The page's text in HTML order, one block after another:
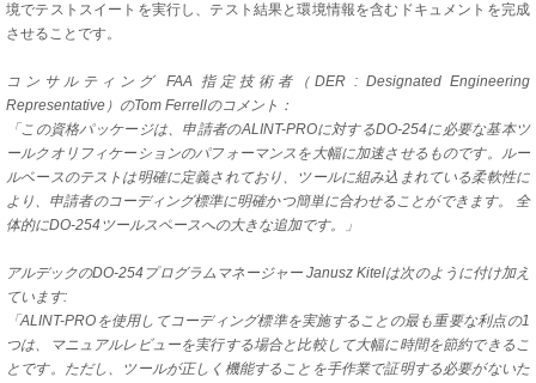
境でテストスイートを実行し、テスト結果と環境情報を含むドキュメントを完成
させることです。
コンサルティング FAA 指定技術者（DER : Designated Engineering
Representative）のTom Ferrellのコメント：
「この資格パッケージは、申請者のALINT-PROに対するDO-254に必要な基本ツ
ールクオリフィケーションのパフォーマンスを大幅に加速させるものです。ルー
ルベースのテストは明確に定義されており、ツールに組み込まれている柔軟性に
より、申請者のコーディング標準に明確かつ簡単に合わせることができます。 全
体的にDO-254ツールスペースへの大きな追加です。」
アルデックのDO-254プログラムマネージャー Janusz Kitelは次のように付け加え
ています:
「ALINT-PROを使用してコーディング標準を実施することの最も重要な利点の1
つは、マニュアルレビューを実行する場合と比較して大幅に時間を節約できるこ
とです。ただし、ツールが正しく機能することを手作業で証明する必要がないた